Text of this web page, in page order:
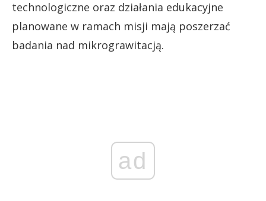
technologiczne oraz działania edukacyjne
planowane w ramach misji mają poszerzać
badania nad mikrograwitacją.
ad